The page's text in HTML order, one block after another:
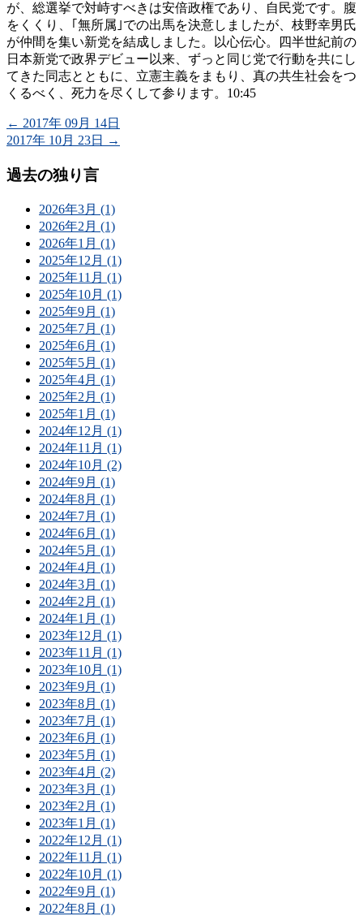
が、総選挙で対峙すべきは安倍政権であり、自民党です。腹
をくくり、｢無所属｣での出馬を決意しましたが、枝野幸男氏
が仲間を集い新党を結成しました。以心伝心。四半世紀前の
日本新党で政界デビュー以来、ずっと同じ党で行動を共にし
てきた同志とともに、立憲主義をまもり、真の共生社会をつ
くるべく、死力を尽くして参ります。10:45
← 2017年 09月 14日
2017年 10月 23日
→
過去の独り言
2026年3月 (1)
2026年2月 (1)
2026年1月 (1)
2025年12月 (1)
2025年11月 (1)
2025年10月 (1)
2025年9月 (1)
2025年7月 (1)
2025年6月 (1)
2025年5月 (1)
2025年4月 (1)
2025年2月 (1)
2025年1月 (1)
2024年12月 (1)
2024年11月 (1)
2024年10月 (2)
2024年9月 (1)
2024年8月 (1)
2024年7月 (1)
2024年6月 (1)
2024年5月 (1)
2024年4月 (1)
2024年3月 (1)
2024年2月 (1)
2024年1月 (1)
2023年12月 (1)
2023年11月 (1)
2023年10月 (1)
2023年9月 (1)
2023年8月 (1)
2023年7月 (1)
2023年6月 (1)
2023年5月 (1)
2023年4月 (2)
2023年3月 (1)
2023年2月 (1)
2023年1月 (1)
2022年12月 (1)
2022年11月 (1)
2022年10月 (1)
2022年9月 (1)
2022年8月 (1)